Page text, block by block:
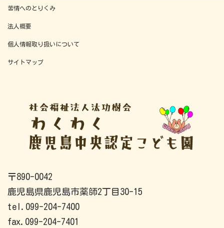
苦情へのとりくみ
法人概要
個人情報取り扱いについて
サイトマップ
〒890-0042
鹿児島県鹿児島市薬師2丁目30-15
tel.099-204-7400
fax.099-204-7401